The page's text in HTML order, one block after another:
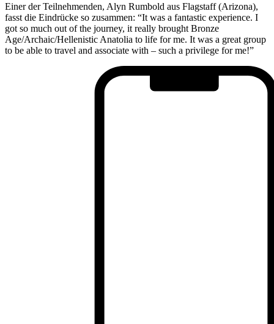
Einer der Teilnehmenden, Alyn Rumbold aus Flagstaff (Arizona),
fasst die Eindrücke so zusammen: “It was a fantastic experience. I
got so much out of the journey, it really brought Bronze
Age/Archaic/Hellenistic Anatolia to life for me. It was a great group
to be able to travel and associate with – such a privilege for me!”